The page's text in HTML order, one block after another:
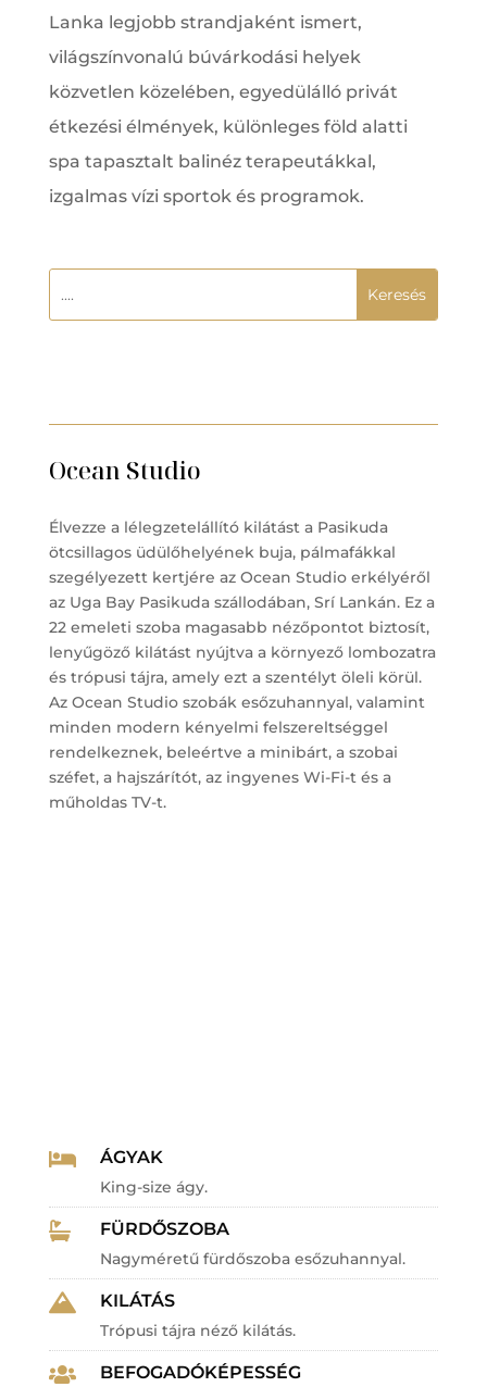
Lanka legjobb strandjaként ismert,
világszínvonalú búvárkodási helyek
közvetlen közelében, egyedülálló privát
étkezési élmények, különleges föld alatti
spa tapasztalt balinéz terapeutákkal,
izgalmas vízi sportok és programok.
Ocean Studio
Élvezze a lélegzetelállító kilátást a Pasikuda
ötcsillagos üdülőhelyének buja, pálmafákkal
szegélyezett kertjére az Ocean Studio erkélyéről
az Uga Bay Pasikuda szállodában, Srí Lankán. Ez a
22 emeleti szoba magasabb nézőpontot biztosít,
lenyűgöző kilátást nyújtva a környező lombozatra
és trópusi tájra, amely ezt a szentélyt öleli körül.
Az Ocean Studio szobák esőzuhannyal, valamint
minden modern kényelmi felszereltséggel
rendelkeznek, beleértve a minibárt, a szobai
széfet, a hajszárítót, az ingyenes Wi-Fi-t és a
műholdas TV-t.
 ÁGYAK
King-size ágy.
 FÜRDŐSZOBA
Nagyméretű fürdőszoba esőzuhannyal.
 KILÁTÁS
Trópusi tájra néző kilátás.
 BEFOGADÓKÉPESSÉG